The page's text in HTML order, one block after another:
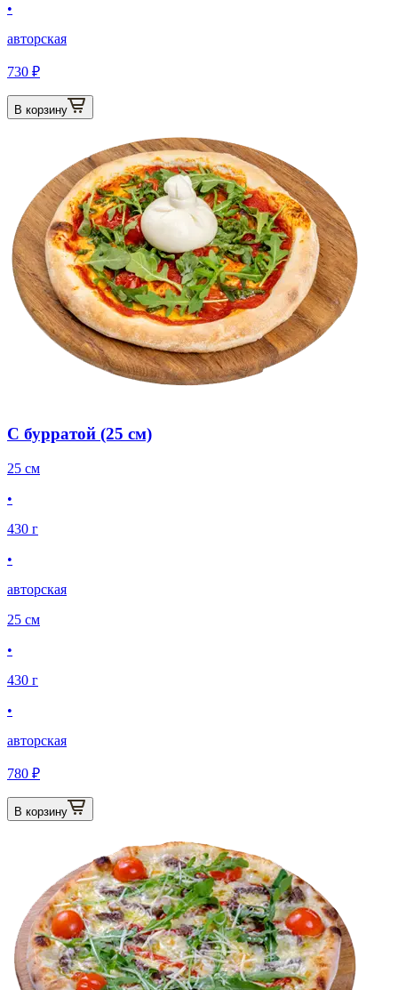
•
авторская
730 ₽
В корзину
С бурратой (25 см)
25 см
•
430 г
•
авторская
25 см
•
430 г
•
авторская
780 ₽
В корзину